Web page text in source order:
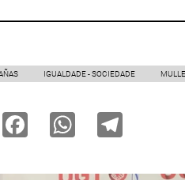
IGUALDADE - SOCIEDADE
FacebookWhatsApp